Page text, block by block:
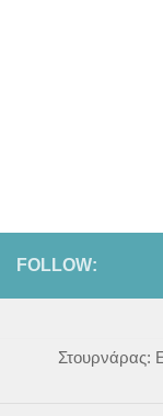
FOLLOW:
Στουρνάρας: